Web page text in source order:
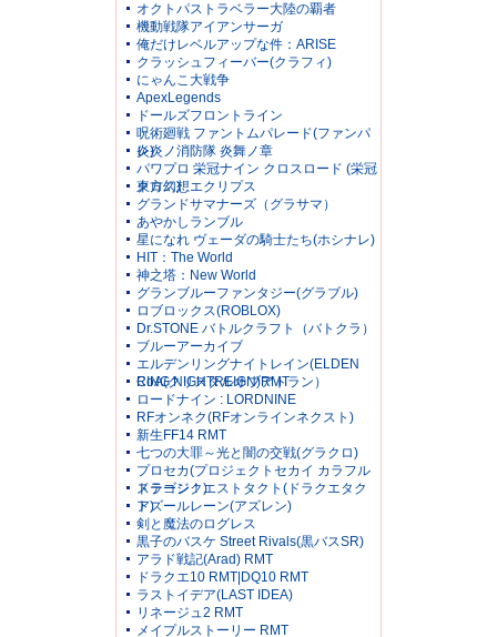
オクトパストラベラー大陸の覇者
機動戦隊アイアンサーガ
俺だけレベルアップな件：ARISE
クラッシュフィーバー(クラフィ)
にゃんこ大戦争
ApexLegends
ドールズフロントライン
呪術廻戦 ファントムパレード(ファンパ
レ)
炎炎ノ消防隊 炎舞ノ章
パワプロ 栄冠ナイン クロスロード (栄冠
クロス)
東方幻想エクリプス
グランドサマナーズ（グラサマ）
あやかしランブル
星になれ ヴェーダの騎士たち(ホシナレ)
HIT：The World
神之塔：New World
グランブルーファンタジー(グラブル)
ロブロックス(ROBLOX)
Dr.STONE バトルクラフト（バトクラ）
ブルーアーカイブ
エルデンリングナイトレイン(ELDEN
RING NIGHTREIGN)RMT
CoA(クリスタルオブアトラン）
ロードナイン : LORDNINE
RFオンネク(RFオンラインネクスト)
新生FF14 RMT
七つの大罪～光と闇の交戦(グラクロ)
プロセカ(プロジェクトセカイ カラフル
ステージ！)
ドラゴンクエストタクト(ドラクエタク
ト)
アズールレーン(アズレン)
剣と魔法のログレス
黒子のバスケ Street Rivals(黒バスSR)
アラド戦記(Arad) RMT
ドラクエ10 RMT|DQ10 RMT
ラストイデア(LAST IDEA)
リネージュ2 RMT
メイプルストーリー RMT